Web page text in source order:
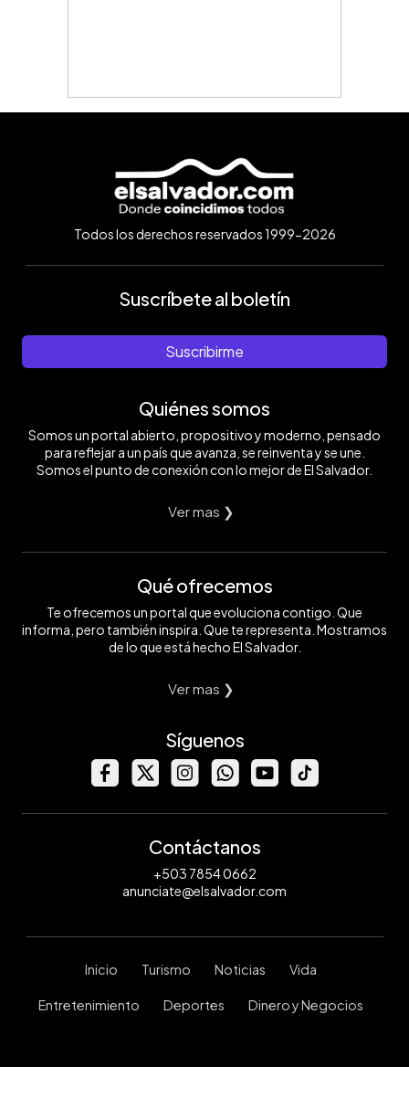
Todos los derechos reservados 1999-2026
Suscríbete al boletín
Suscribirme
Quiénes somos
Somos un portal abierto, propositivo y moderno, pensado
para reflejar a un país que avanza, se reinventa y se une.
Somos el punto de conexión con lo mejor de El Salvador.
Ver mas ❯
Qué ofrecemos
Te ofrecemos un portal que evoluciona contigo. Que
informa, pero también inspira. Que te representa. Mostramos
de lo que está hecho El Salvador.
Ver mas ❯
Síguenos
Contáctanos
+503 7854 0662
anunciate@elsalvador.com
Inicio Turismo Noticias Vida
Entretenimiento Deportes Dinero y Negocios